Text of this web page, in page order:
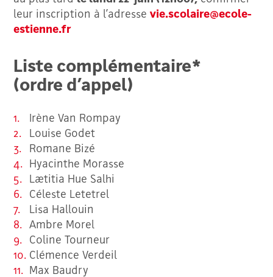
leur inscription à l’adressevie.scolaire@ecole-
estienne.fr
Liste complémentaire*
(ordre d’appel)
Irène Van Rompay
Louise Godet
Romane Bizé
Hyacinthe Morasse
Lætitia Hue Salhi
Céleste Letetrel
Lisa Hallouin
Ambre Morel
Coline Tourneur
Clémence Verdeil
Max Baudry